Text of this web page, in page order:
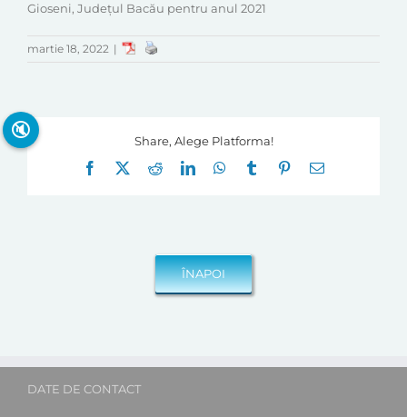
Gioseni, Județul Bacău pentru anul 2021
martie 18, 2022 |
Share, Alege Platforma!
Facebook
RedditLinkedInWhatsApp
Tumblr Pinterest
E-
DATE DE CONTACT
🔇